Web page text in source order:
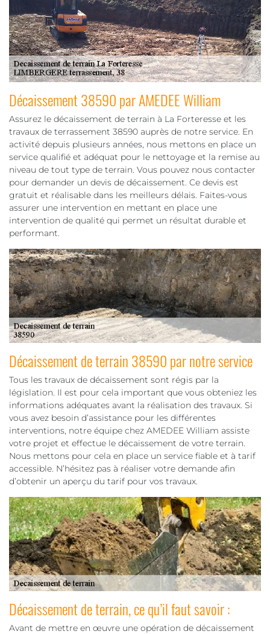
Décaissement 38590 par AMEDEE William
Assurez le décaissement de terrain à La Forteresse et les
travaux de terrassement 38590 auprès de notre service. En
activité depuis plusieurs années, nous mettons en place un
service qualifié et adéquat pour le nettoyage et la remise au
niveau de tout type de terrain. Vous pouvez nous contacter
pour demander un devis de décaissement. Ce devis est
gratuit et réalisable dans les meilleurs délais. Faites-vous
assurer une intervention en mettant en place une
intervention de qualité qui permet un résultat durable et
performant.
Décaissement de terrain 38590 par notre service
Tous les travaux de décaissement sont régis par la
législation. Il est pour cela important que vous obteniez les
informations adéquates avant la réalisation des travaux. Si
vous avez besoin d’assistance pour les différentes
interventions, notre équipe chez AMEDEE William assiste
votre projet et effectue le décaissement de votre terrain.
Nous mettons pour cela en place un service fiable et à tarif
accessible. N’hésitez pas à réaliser votre demande afin
d’obtenir un aperçu du tarif pour vos travaux.
Décaissement de terrain, ce qu’il faut savoir :
Avant de mettre en œuvre une opération de décaissement